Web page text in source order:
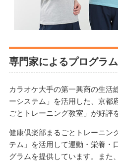
専門家によるプログラ
カラオケ大手の第一興商の生活
ーシステム」を活用した、京都
ごとトレーニング教室」が好評
健康倶楽部まるごとトレーニン
テム」を活用して運動・栄養・
グラムを提供しています。また